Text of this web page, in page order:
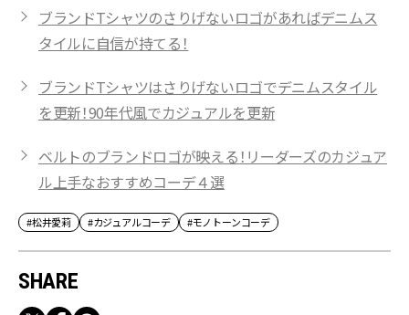
ブランドTシャツのさりげないロゴがあればデニムス
タイルに自信が持てる！
ブランドTシャツはさりげないロゴでデニムスタイル
を更新！90年代風でカジュアルを更新
ベルトのブランドロゴが映える！リーダーズのカジュア
ル上手なおすすめコーデ４選
#松井愛莉 #カジュアルコーデ #モノトーンコーデ
SHARE